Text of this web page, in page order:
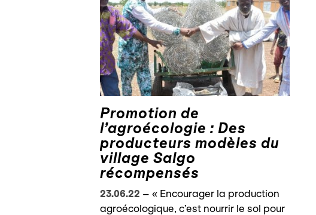
Promotion de
l’agroécologie : Des
producteurs modèles du
village Salgo
récompensés
23.06.22 – « Encourager la production
agroécologique, c’est nourrir le sol pour